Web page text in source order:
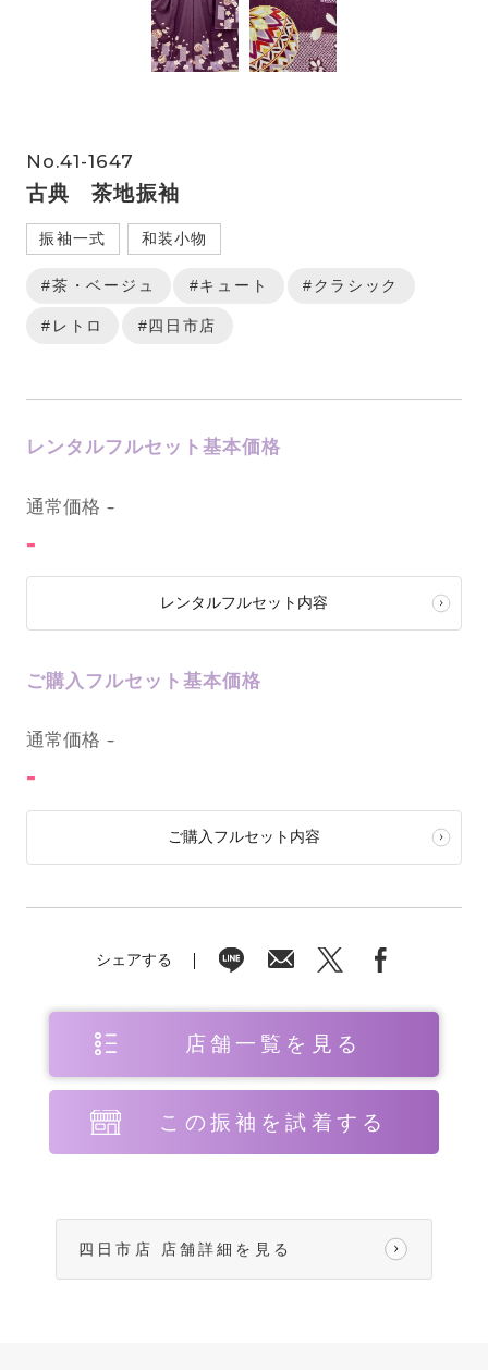
No.41-1647
古典 茶地振袖
振袖一式 和装小物
#茶・ベージュ #キュート #クラシック
#レトロ #四日市店
レンタルフルセット基本価格
通常価格 -
-
レンタルフルセット内容
ご購入フルセット基本価格
通常価格 -
-
ご購入フルセット内容
シェアする
店舗一覧を見る
この振袖を試着する
四日市店 店舗詳細を見る